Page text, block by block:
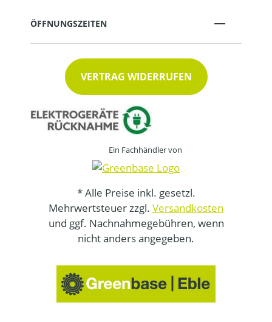
ÖFFNUNGSZEITEN
VERTRAG WIDERRUFEN
Ein Fachhändler von
* Alle Preise inkl. gesetzl.
Mehrwertsteuer zzgl. Versandkosten
und ggf. Nachnahmegebühren, wenn
nicht anders angegeben.